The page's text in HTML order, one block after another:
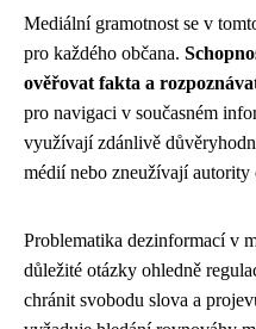
Mediální gramotnost se v
pro každého občana.
ověřovat fakta a
pro navigaci v současném
využívají zdánlivě
médií nebo zneužívají
Problematika dezinformací v
důležité otázky ohledně
chránit svobodu slova a